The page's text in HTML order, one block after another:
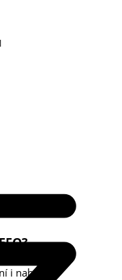
obchodě
i nabídku.